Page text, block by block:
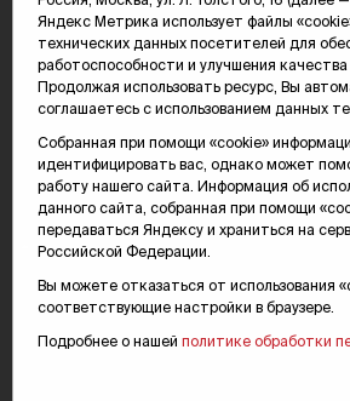
edit@vsluh.ru
Главный редактор: Панкина Т.Ю.
kika@vsluh.ru
По вопросам рекламы:
(3452) 68-89-78
kotovaev@sibinformburo.ru
mim@vsluh.ru
Яндекс Метрика использует файлы
технических данных посетителей для
работоспособности и улучшения качества
Продолжая использовать ресурс, Вы
соглашаетесь с использованием данных
Собранная при помощи «cookie»
идентифицировать вас, однако может
работу нашего сайта. Информация об
данного сайта, собранная при помощи
передаваться Яндексу и храниться на
Российской Федерации.
Вы можете отказаться от использования
соответствующие настройки в браузере.
Подробнее о нашей политике обработки